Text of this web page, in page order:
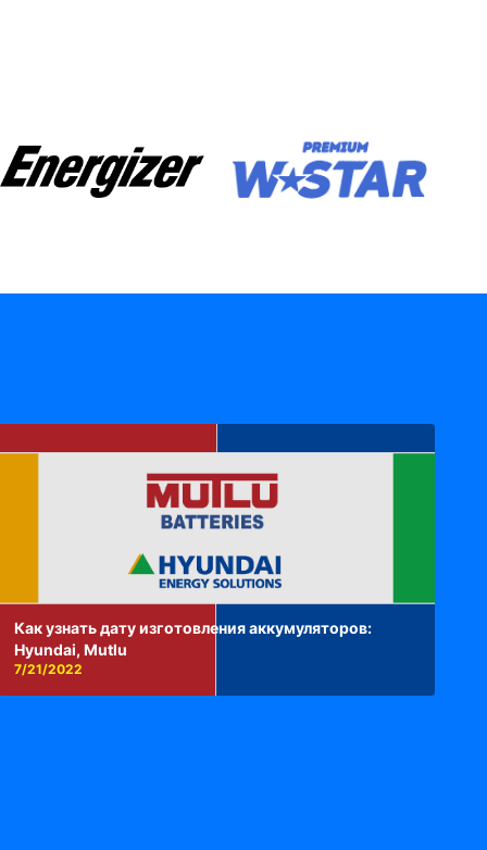
Как узнать дату изготовления аккумуляторов:
Hyundai, Mutlu
7/21/2022